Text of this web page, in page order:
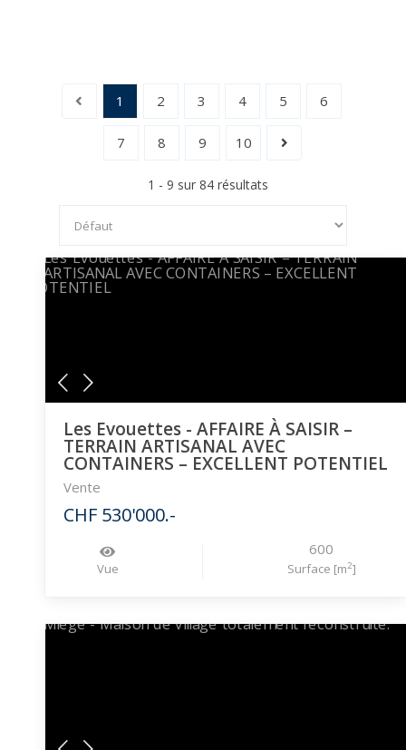
1 2 3 4 5 6
7 8 9 10
1 - 9 sur 84 résultats
Les Evouettes - AFFAIRE À SAISIR –
TERRAIN ARTISANAL AVEC
CONTAINERS – EXCELLENT POTENTIEL
Vente
CHF 530'000.-
Vue
600
Surface [m2]